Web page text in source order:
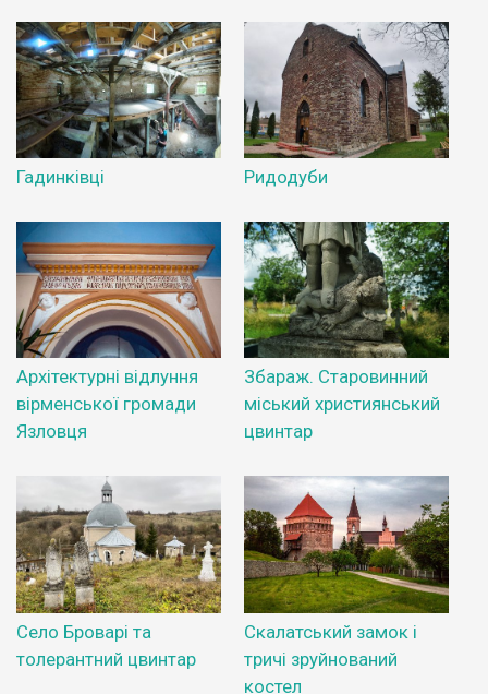
Гадинківці Ридодуби
Архітектурні відлуння
вірменської громади
Язловця
Збараж. Старовинний
міський християнський
цвинтар
Село Броварі та
толерантний цвинтар
Скалатський замок і
тричі зруйнований
костел